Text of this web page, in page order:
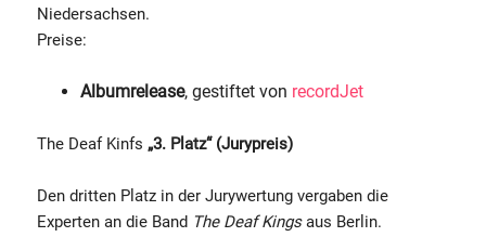
Niedersachsen.
Preise:
Albumrelease, gestiftet von recordJet
The Deaf Kinfs „3. Platz“ (Jurypreis)
Den dritten Platz in der Jurywertung vergaben die
Experten an die Band The Deaf Kingsaus Berlin.